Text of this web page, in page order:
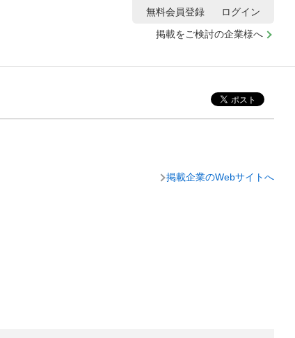
掲載をご検討の企業様へ
無料会員登録 ログイン
掲載企業のWebサイトへ